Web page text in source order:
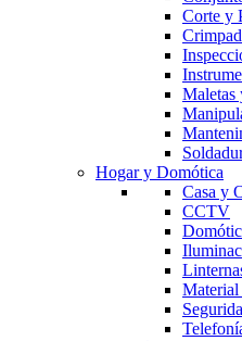
Corte y
Maletas
Hogar y Domótica
Casa y
CCTV